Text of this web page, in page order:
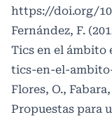
https://doi.org/
Fernández, F.
Tics en el ámbito
tics-en-el-
Flores, O.,
Propuestas para